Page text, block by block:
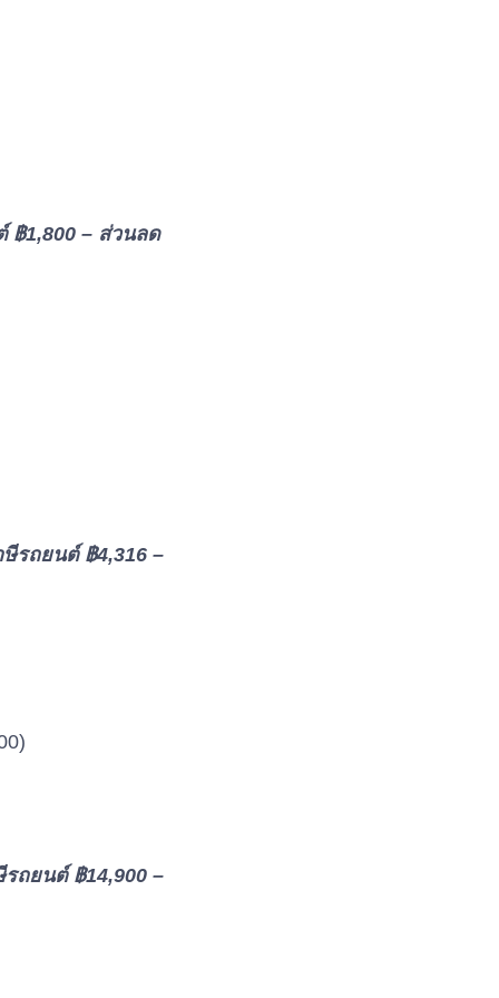
฿1,800 – ส่วนลด
รถยนต์ ฿4,316 –
ถยนต์ ฿14,900 –